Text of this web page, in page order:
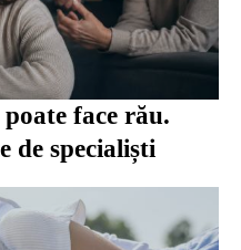
face rău.
de specialiști